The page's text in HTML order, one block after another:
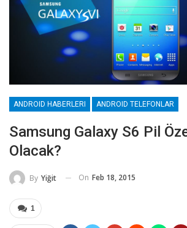
ANDROID HABERLERI ANDROID TELEFONLAR
Samsung Galaxy S6 Pil
Olacak?
By Yiğit On Feb 18, 2015
1